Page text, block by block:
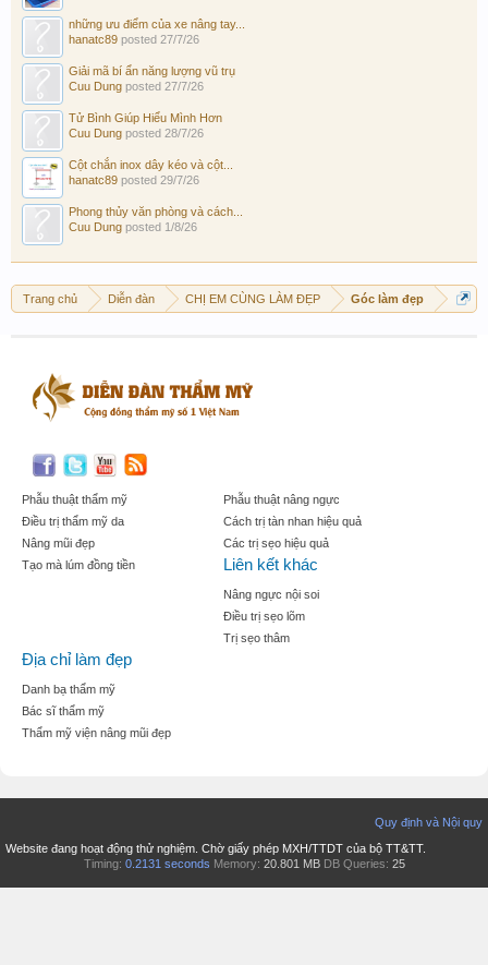
những ưu điểm của xe nâng tay...
hanatc89 posted 27/7/26
Giải mã bí ẩn năng lượng vũ trụ
Cuu Dung posted 27/7/26
Tử Bình Giúp Hiểu Mình Hơn
Cuu Dung posted 28/7/26
Cột chắn inox dây kéo và cột...
hanatc89 posted 29/7/26
Phong thủy văn phòng và cách...
Cuu Dung posted 1/8/26
Trang chủ Diễn đàn CHỊ EM CÙNG LÀM ĐẸP Góc làm đẹp
Phẫu thuật thẩm mỹ
Điều trị thẩm mỹ da
Nâng mũi đẹp
Tạo mà lúm đồng tiền
Phẫu thuật nâng ngực
Cách trị tàn nhan hiệu quả
Các trị sẹo hiệu quả
Liên kết khác
Nâng ngực nội soi
Điều trị sẹo lõm
Trị sẹo thâm
Địa chỉ làm đẹp
Danh bạ thẩm mỹ
Bác sĩ thẩm mỹ
Thẩm mỹ viện nâng mũi đẹp
Quy định và Nội quy
Website đang hoạt động thử nghiệm. Chờ giấy phép MXH/TTDT của bộ TT&TT.
Timing: 0.2131 seconds Memory: 20.801 MB DB Queries: 25